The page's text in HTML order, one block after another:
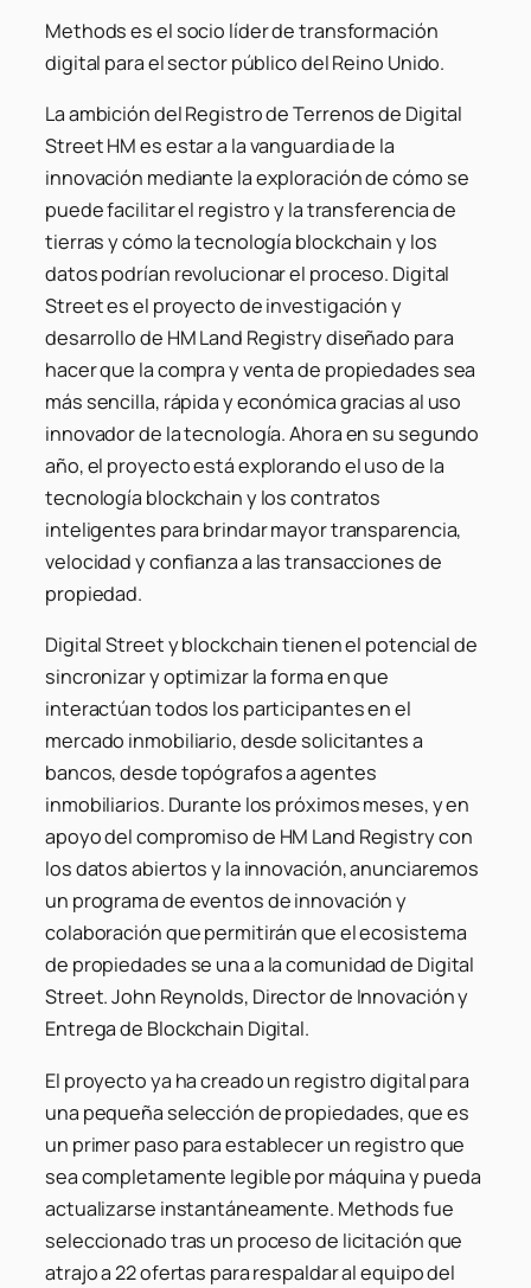
Methods es el socio líder de transformación
digital para el sector público del Reino Unido.
La ambición del Registro de Terrenos de Digital
Street HM es estar a la vanguardia de la
innovación mediante la exploración de cómo se
puede facilitar el registro y la transferencia de
tierras y cómo la tecnología blockchain y los
datos podrían revolucionar el proceso. Digital
Street es el proyecto de investigación y
desarrollo de HM Land Registry diseñado para
hacer que la compra y venta de propiedades sea
más sencilla, rápida y económica gracias al uso
innovador de la tecnología. Ahora en su segundo
año, el proyecto está explorando el uso de la
tecnología blockchain y los contratos
inteligentes para brindar mayor transparencia,
velocidad y confianza a las transacciones de
propiedad.
Digital Street y blockchain tienen el potencial de
sincronizar y optimizar la forma en que
interactúan todos los participantes en el
mercado inmobiliario, desde solicitantes a
bancos, desde topógrafos a agentes
inmobiliarios. Durante los próximos meses, y en
apoyo del compromiso de HM Land Registry con
los datos abiertos y la innovación, anunciaremos
un programa de eventos de innovación y
colaboración que permitirán que el ecosistema
de propiedades se una a la comunidad de Digital
Street. John Reynolds, Director de Innovación y
Entrega de Blockchain Digital.
El proyecto ya ha creado un registro digital para
una pequeña selección de propiedades, que es
un primer paso para establecer un registro que
sea completamente legible por máquina y pueda
actualizarse instantáneamente. Methods fue
seleccionado tras un proceso de licitación que
atrajo a 22 ofertas para respaldar al equipo del